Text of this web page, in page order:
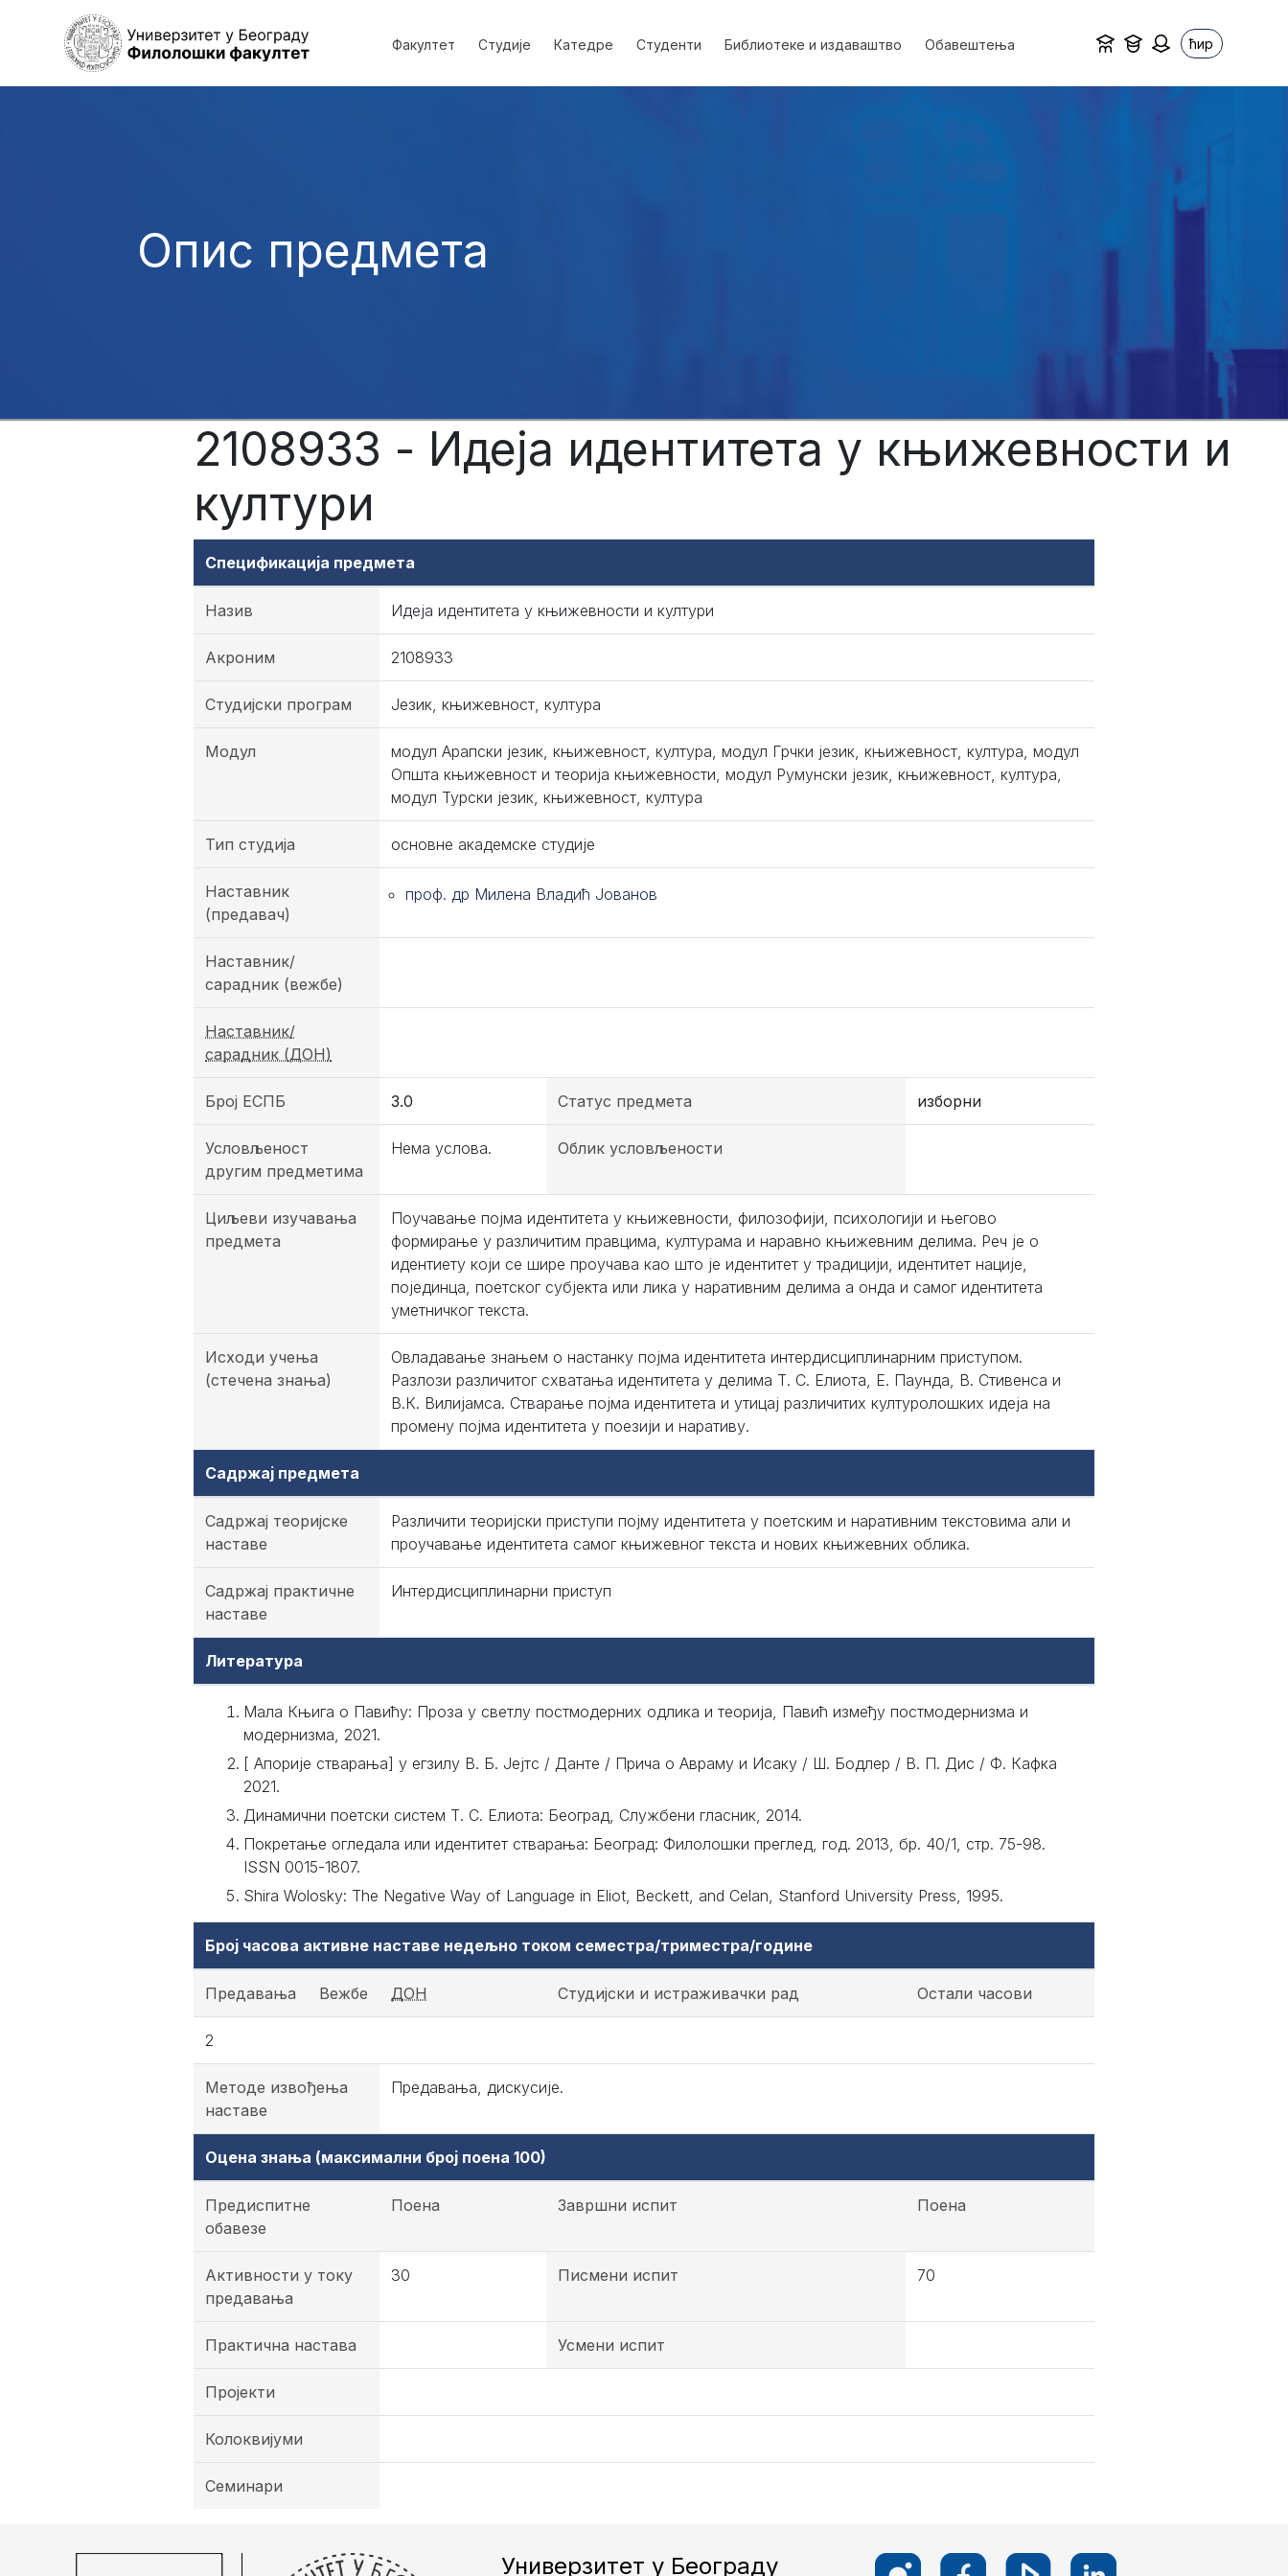
Факултет Студије Катедре Студенти Библиотеке и издаваштво Обавештења ћир
Опис предмета
2108933 - Идеја идентитета у књижевности и
култури
Спецификација предмета
Назив Идеја идентитета у књижевности и култури
Акроним 2108933
Студијски програм Језик, књижевност, култура
Модул
модул Арапски језик, књижевност, култура, модул Грчки језик, књижевност, култура, модул
Општа књижевност и теорија књижевности, модул Румунски језик, књижевност, култура,
модул Турски језик, књижевност, култура
Тип студија основне академске студије
Наставник
(предавач)
проф. др Милена Владић Јованов
Наставник/
сарадник (вежбе)
Наставник/
сарадник (ДОН)
Број ЕСПБ 3.0 Статус предмета изборни
Условљеност
другим предметима
Нема условa. Облик условљености
Циљеви изучавања
предмета
Поучавање појма идентитета у књижевности, филозофији, психологији и његово
формирање у различитим правцима, културама и наравно књижевним делима. Реч је о
идентиету који се шире проучава као што је идентитет у традицији, идентитет нације,
појединца, поетског субјекта или лика у наративним делима а онда и самог идентитета
уметничког текста.
Исходи учења
(стечена знања)
Овладавање знањем о настанку појма идентитета интердисциплинарним приступом.
Разлози различитог схватања идентитета у делима Т. С. Елиота, Е. Паунда, В. Стивенса и
В.К. Вилијамса. Стварање појма идентитета и утицај различитих културолошких идеја на
промену појма идентитета у поезији и наративу.
Садржај предмета
Садржај теоријске
наставе
Различити теоријски приступи појму идентитета у поетским и наративним текстовима али и
проучавање идентитета самог књижевног текста и нових књижевних облика.
Садржај практичне
наставе
Интердисциплинарни приступ
Литература
Мала Књига о Павићу: Проза у светлу постмодерних одлика и теорија, Павић између постмодернизма и
модернизма, 2021.
[ Апорије стварања] у егзилу В. Б. Јејтс / Данте / Прича о Авраму и Исаку / Ш. Бодлер / В. П. Дис / Ф. Кафка
2021.
Динамични поетски систем Т. С. Елиота: Београд, Службени гласник, 2014.
Покретање огледала или идентитет стварања: Београд: Филолошки преглед, год. 2013, бр. 40/1, стр. 75-98.
ISSN 0015-1807.
Shira Wolosky: The Negative Way of Language in Eliot, Beckett, and Celan, Stanford University Press, 1995.
Број часова активне наставе недељно током семестра/триместра/године
Предавања Вежбе ДОН Студијски и истраживачки рад Остали часови
2
Методе извођења
наставе
Предавања, дискусије.
Оцена знања (максимални број поена 100)
Предиспитне
обавезе
Поена Завршни испит Поена
Активности у току
предавања
30 Писмени испит 70
Практична настава Усмени испит
Пројекти
Колоквијуми
Семинари
Универзитет у Београду